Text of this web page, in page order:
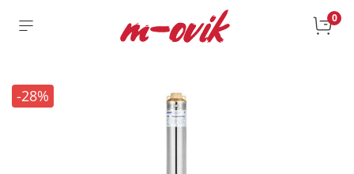
0
-28%